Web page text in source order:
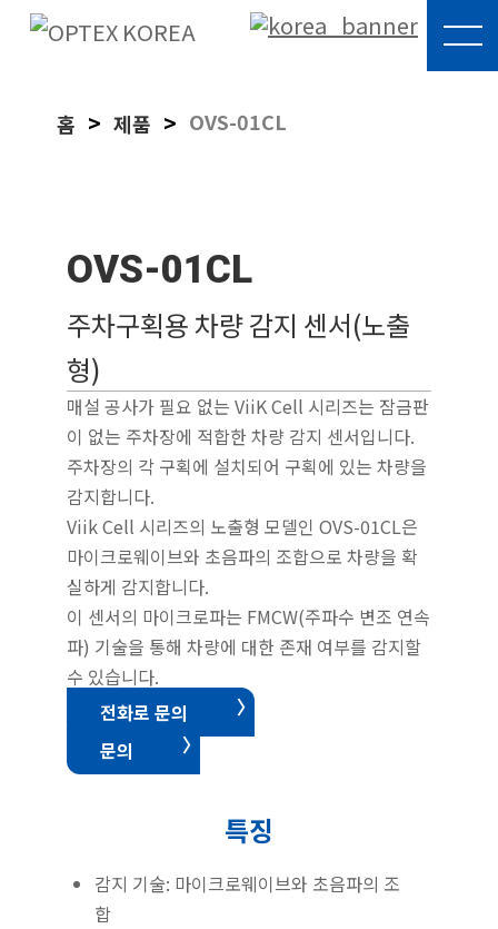
Skip
KOREA
홈 > 제품 > OVS-01CL
OVS-01CL
주차구획용 차량 감지 센서(노출
형)
매설 공사가 필요 없는 ViiK Cell 시리즈는 잠금판
이 없는 주차장에 적합한 차량 감지 센서입니다.
주차장의 각 구획에 설치되어 구획에 있는 차량을
감지합니다.
Viik Cell 시리즈의 노출형 모델인 OVS-01CL은
마이크로웨이브와 초음파의 조합으로 차량을 확
실하게 감지합니다.
이 센서의 마이크로파는 FMCW(주파수 변조 연속
파) 기술을 통해 차량에 대한 존재 여부를 감지할
수 있습니다.
전화로 문의
문의
특징
감지 기술: 마이크로웨이브와 초음파의 조
합